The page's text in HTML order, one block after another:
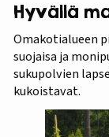
Hyvällä
Omakotialueen
suojaisa ja
sukupolvien
kukoistavat.